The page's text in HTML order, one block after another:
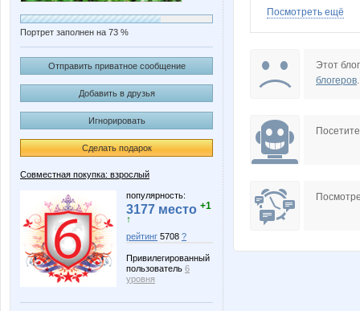
Портрет заполнен на 73 %
Отправить приватное сообщение
Добавить в друзья
Игнорировать
Сделать подарок
Совместная покупка: взрослый
популярность:
3177 место +1
↑
рейтинг 5708 ?
Привилегированный
пользователь 6
уровня
IvaYa
Modnitsa
Посмотреть ещё
Этот
блогеров.